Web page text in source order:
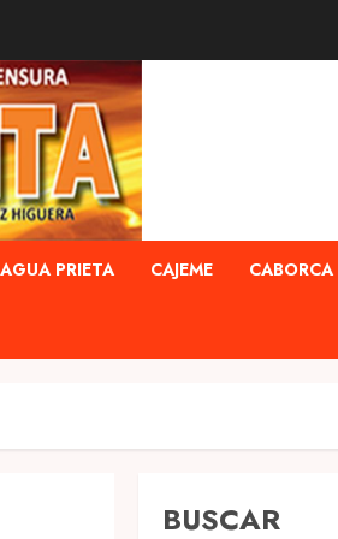
AGUA PRIETA CAJEME CABORCA
BUSCAR